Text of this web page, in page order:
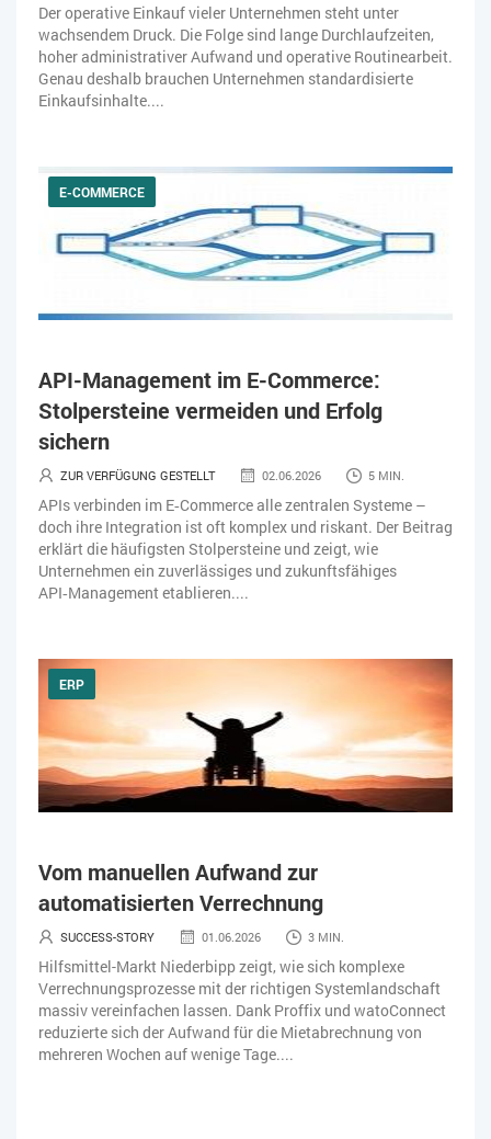
Der operative Einkauf vieler Unternehmen steht unter
wachsendem Druck. Die Folge sind lange Durchlaufzeiten,
hoher administrativer Aufwand und operative Routinearbeit.
Genau deshalb brauchen Unternehmen standardisierte
Einkaufsinhalte....
E-COMMERCE
API-Management im E-Commerce:
Stolpersteine vermeiden und Erfolg
sichern
ZUR VERFÜGUNG GESTELLT 02.06.2026 5 MIN.
APIs verbinden im E‑Commerce alle zentralen Systeme –
doch ihre Integration ist oft komplex und riskant. Der Beitrag
erklärt die häufigsten Stolpersteine und zeigt, wie
Unternehmen ein zuverlässiges und zukunftsfähiges
API‑Management etablieren....
ERP
Vom manuellen Aufwand zur
automatisierten Verrechnung
SUCCESS-STORY 01.06.2026 3 MIN.
Hilfsmittel-Markt Niederbipp zeigt, wie sich komplexe
Verrechnungsprozesse mit der richtigen Systemlandschaft
massiv vereinfachen lassen. Dank Proffix und watoConnect
reduzierte sich der Aufwand für die Mietabrechnung von
mehreren Wochen auf wenige Tage....